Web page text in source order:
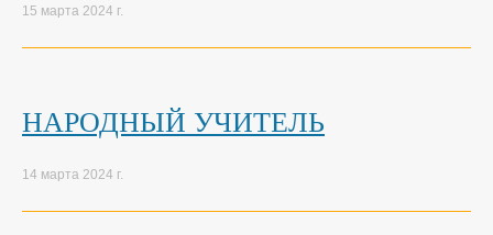
15 марта 2024 г.
НАРОДНЫЙ УЧИТЕЛЬ
14 марта 2024 г.